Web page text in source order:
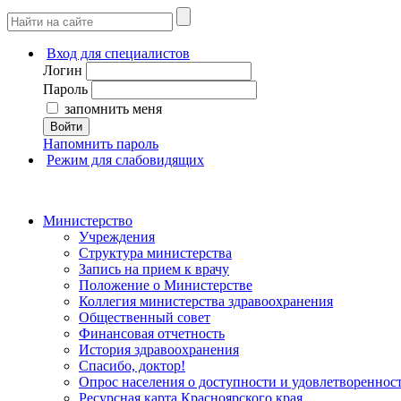
Вход для специалистов
Логин
Пароль
запомнить меня
Войти
Напомнить пароль
Режим для слабовидящих
Министерство
Учреждения
Структура министерства
Запись на прием к врачу
Положение о Министерстве
Коллегия министерства здравоохранения
Общественный совет
Финансовая отчетность
История здравоохранения
Спасибо, доктор!
Опрос населения о доступности и
Ресурсная карта Красноярского края